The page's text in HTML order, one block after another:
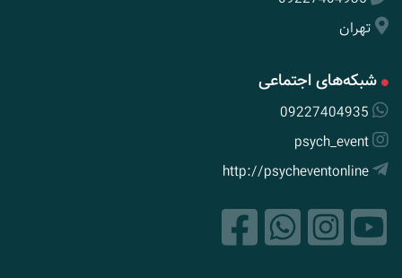
تهران
شبکه‌های اجتماعی
09227404935
psych_event
http://psycheventonline